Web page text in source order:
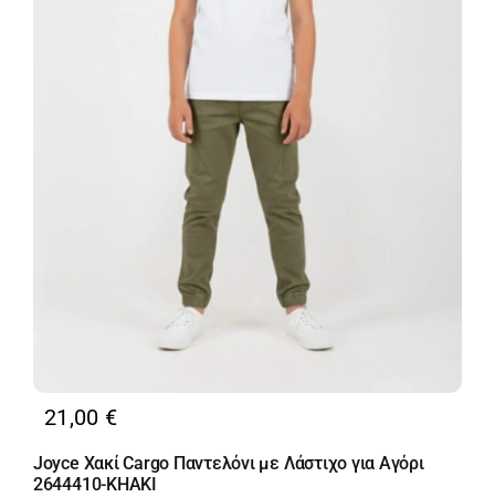
21,00 €
Joyce Χακί Cargo Παντελόνι με Λάστιχο για Αγόρι
2644410-KHAKI